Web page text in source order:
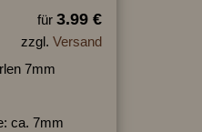
für 3.99 €
zzgl. Versand
7mm
ca. 7mm